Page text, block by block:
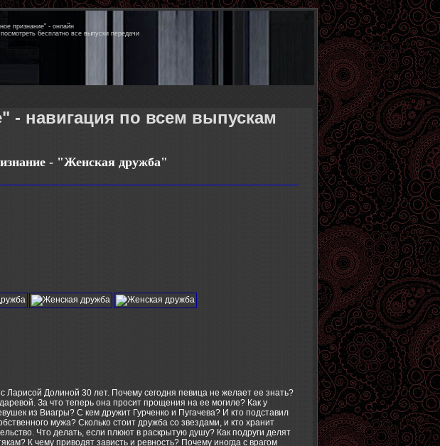
признание" - онлайн
бесплатно все выпуски передачи
- навигация по всем выпускам
- "Женская дружба"
Ларисой Долиной 30 лет. Почему сегодня певица не желает ее знать?
За что теперь она просит прощения на ее могиле? Как у
из Виагры? С кем дружит Гурченко и Пугачева? И кто подставил
мужа? Сколько стоит дружба со звездами, и кто хранит
Что делать, если плюют в раскрытую душу? Как подруги делят
К чему приводят зависть и ревность? Почему иногда с врагом